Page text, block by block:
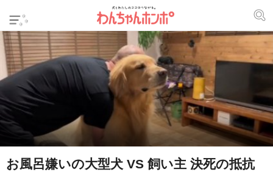
お風呂嫌いの大型犬 VS 飼い主 決死の抵抗